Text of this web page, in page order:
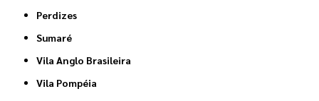
Perdizes
Sumaré
Vila Anglo Brasileira
Vila Pompéia